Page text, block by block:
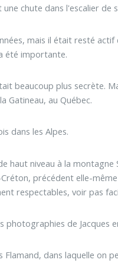
une chute dans l'escalier de
mais il était resté
été importante.
beaucoup plus secrète.
Gatineau, au Québec.
dans les Alpes.
haut niveau à la
précédent elle-
respectables, voir pas
photographies de Jacques
Flamand, dans laquelle on